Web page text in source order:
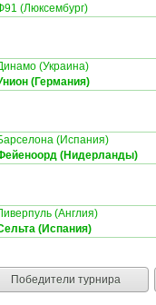
(Люксембург)
(Украина)
(Германия)
(Испания)
(Нидерланды)
(Англия)
(Испания)
Победители турнира